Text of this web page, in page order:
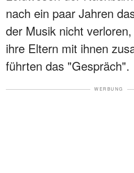
nach ein paar Jahren
der Musik nicht
ihre Eltern mit ihnen
führten das "Gespräch".
WERBUNG